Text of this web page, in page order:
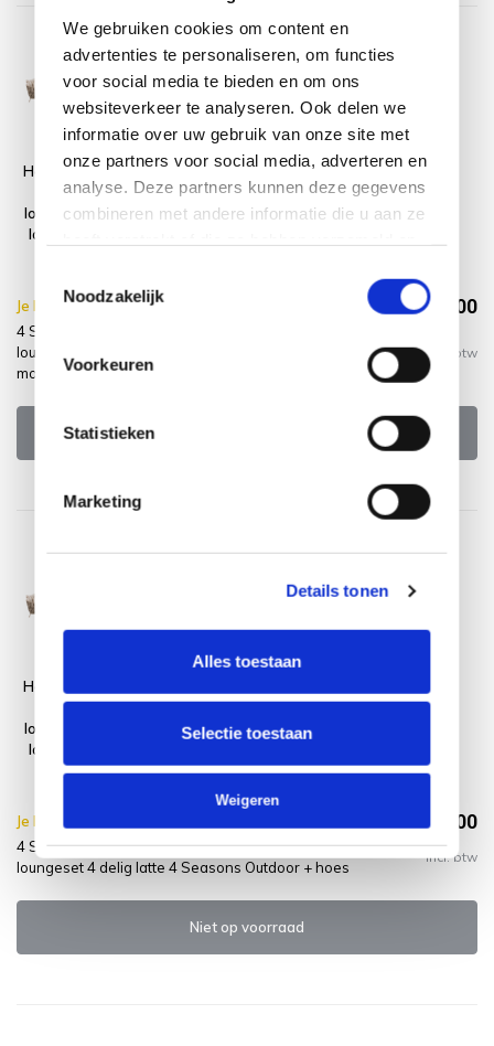
We gebruiken cookies om content en
advertenties te personaliseren, om functies
voor social media te bieden en om ons
websiteverkeer te analyseren. Ook delen we
informatie over uw gebruik van onze site met
onze partners voor social media, adverteren en
analyse. Deze partners kunnen deze gegevens
combineren met andere informatie die u aan ze
Noodzakelijk
Voorkeuren
Statistieken
Marketing
Details tonen
Alles toestaan
Selectie toestaan
Weigeren
Hampton Beverly
stoel bank
loungeset 4 delig
latte 4 Seasons
Montagelevering
- Extra gemak &
geen afval
Je bespaart €15.00,- €4.804,00 €4.789,00
4 Seasons Outdoor Hampton Beverly stoel bank
loungeset 4 delig latte 4 Seasons Outdoor + hoes +
montagelevering
Incl. btw
Hampton Beverly
stoel bank
loungeset 4 delig
latte 4 Seasons
Outdoor
Je bespaart €5.00,- €4.574,00
4 Seasons Outdoor Hampton Beverly stoel bank
loungeset 4 delig latte 4 Seasons Outdoor + hoes
Incl. btw
Niet op voorraad